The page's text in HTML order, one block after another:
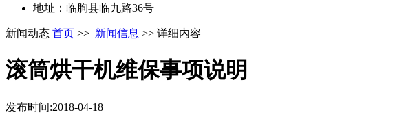
地址：临朐县临九路36号
新闻动态 首页 >> 新闻信息 >> 详细内容
滚筒烘干机维保事项说明
发布时间:2018-04-18